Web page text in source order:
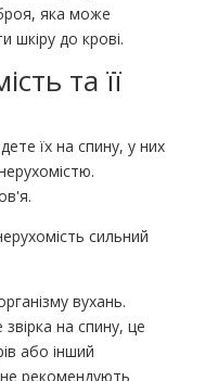
яка може
шкіру до крові.
та її
їх на спину, у них
сильний
вухань.
на спину, це
або інший
рекомендують